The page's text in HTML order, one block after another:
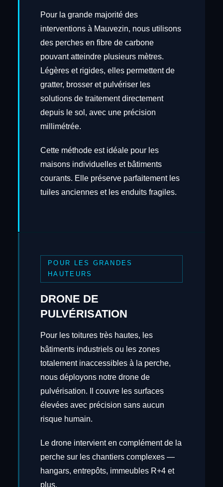
Pour la grande majorité des
interventions à Mauvezin, nous utilisons
des perches en fibre de carbone
pouvant atteindre plusieurs mètres.
Légères et rigides, elles permettent de
gratter, brosser et pulvériser les
solutions de traitement directement
depuis le sol, avec une précision
millimétrée.
Cette méthode est idéale pour les
maisons individuelles et bâtiments
courants. Elle préserve parfaitement les
tuiles anciennes et les enduits fragiles.
POUR LES GRANDES
HAUTEURS
DRONE DE
PULVÉRISATION
Pour les toitures très hautes, les
bâtiments industriels ou les zones
totalement inaccessibles à la perche,
nous déployons notre drone de
pulvérisation. Il couvre les surfaces
élevées avec précision sans aucun
risque humain.
Le drone intervient en complément de la
perche sur les chantiers complexes —
hangars, entrepôts, immeubles R+4 et
plus.